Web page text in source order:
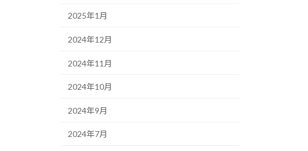
2025年1月
2024年12月
2024年11月
2024年10月
2024年9月
2024年7月